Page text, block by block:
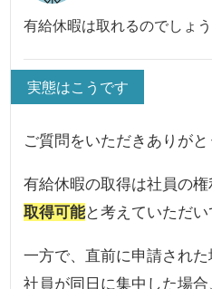
有給休暇は取れるのでしょう
実態はこうです
ご質問をいただきありがと
有給休暇の取得は社員の
取得可能と考えていただい
一方で、直前に申請され
社員が同日に集中した場